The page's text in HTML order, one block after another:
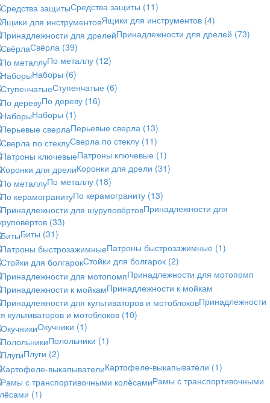
Средства защиты (11)
Ящики для инструментов (4)
Принадлежности для дрелей (73)
Свёрла (39)
По металлу (12)
Наборы (6)
Ступенчатые (6)
По дереву (16)
Наборы (1)
Перьевые сверла (13)
Сверла по стеклу (11)
Патроны ключевые (1)
Коронки для дрели (31)
По металлу (18)
По керамограниту (13)
Принадлежности для
(33)
Биты (31)
Патроны быстрозажимные (1)
Стойки для болгарок (2)
Принадлежности для мотопомп
Принадлежности к мойкам
Принадлежности
культиваторов и мотоблоков (10)
Окучники (1)
Полольники (1)
Плуги (2)
Картофеле-выкапыватели (1)
Рамы с транспортивочными
(1)